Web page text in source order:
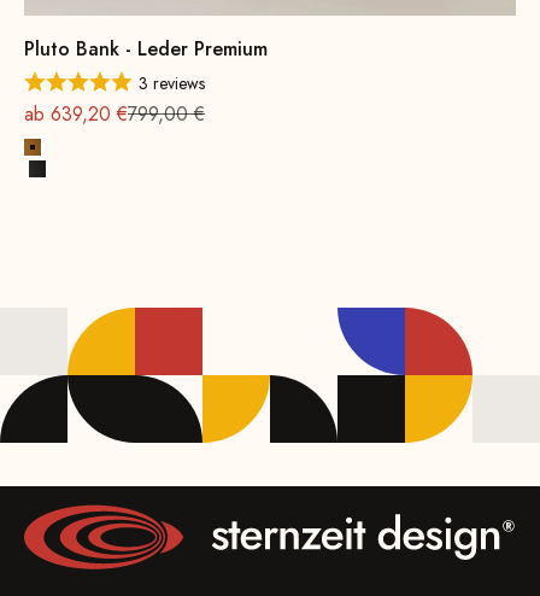
Pluto Bank - Leder Premium
3 reviews
Angebot
ab 639,20 €Regulärer Preis
799,00 €
Cognac Premium
Schwarz Premium